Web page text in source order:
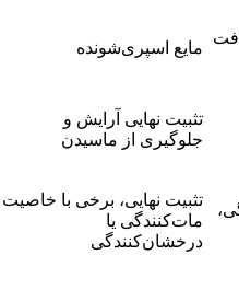
مایع اسپری‌شونده
تثبیت نهایی آرایش و
جلوگیری از ماسیدن
تثبیت نهایی، برخی با خاصیت
مات‌کنندگی یا
درخشان‌کنندگی